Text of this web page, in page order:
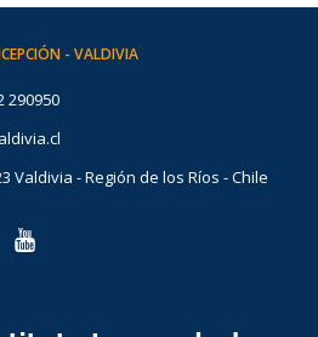
- VALDIVIA
290950
Valdivia - Región de los Ríos - Chile